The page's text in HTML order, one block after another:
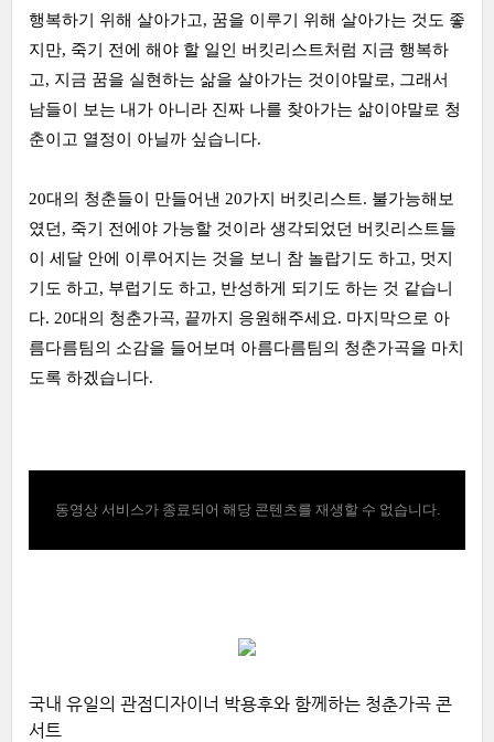
행복하기 위해 살아가고, 꿈을 이루기 위해 살아가는 것도 좋
지만, 죽기 전에 해야 할 일인 버킷리스트처럼 지금 행복하
고, 지금 꿈을 실현하는 삶을 살아가는 것이야말로, 그래서
남들이 보는 내가 아니라 진짜 나를 찾아가는 삶이야말로 청
춘이고 열정이 아닐까 싶습니다.
20대의 청춘들이 만들어낸 20가지 버킷리스트. 불가능해보
였던, 죽기 전에야 가능할 것이라 생각되었던 버킷리스트들
이 세달 안에 이루어지는 것을 보니 참 놀랍기도 하고, 멋지
기도 하고, 부럽기도 하고, 반성하게 되기도 하는 것 같습니
다. 20대의 청춘가곡, 끝까지 응원해주세요. 마지막으로 아
름다름팀의 소감을 들어보며 아름다름팀의 청춘가곡을 마치
도록 하겠습니다.
동영상 서비스가 종료되어 해당 콘텐츠를 재생할 수 없습니다.
국내 유일의 관점디자이너 박용후와 함께하는 청춘가곡 콘
서트